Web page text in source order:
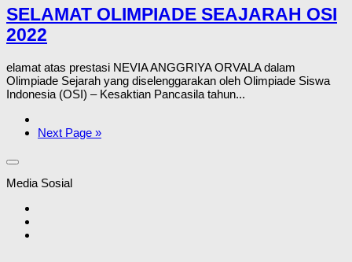
SELAMAT OLIMPIADE SEAJARAH OSI
2022
elamat atas prestasi NEVIA ANGGRIYA ORVALA dalam
Olimpiade Sejarah yang diselenggarakan oleh Olimpiade Siswa
Indonesia (OSI) – Kesaktian Pancasila tahun...
Next Page »
Media Sosial